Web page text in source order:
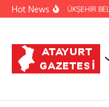
İçeriğe atla
Hot News
HATAY BÜYÜKŞEHİR